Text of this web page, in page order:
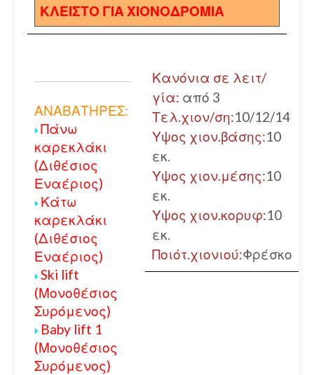
ΚΛΕΙΣΤΟ ΓΙΑ ΧΙΟΝΟΔΡΟΜΙΑ
ΑΝΑΒΑΤΗΡΕΣ:
Πάνω
καρεκλάκι
(Διθέσιος
Εναέριος)
Κάτω
καρεκλάκι
(Διθέσιος
Εναέριος)
Ski lift
(Μονοθέσιος
Συρόμενος)
Baby lift 1
(Μονοθέσιος
Συρόμενος)
Κανόνια σε λειτ/
γία: από 3
Τελ.χιον/ση:10/12/14
Υψος χιον.βάσης:10
εκ.
Υψος χιον.μέσης:10
εκ.
Υψος χιον.κορυφ:10
εκ.
Ποιότ.χιονιού:Φρέσκο